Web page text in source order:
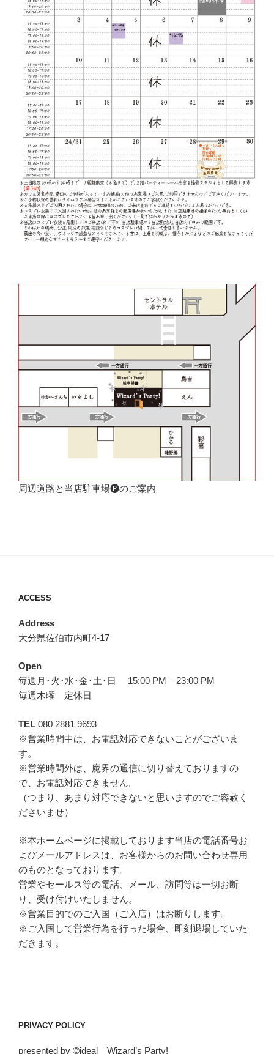
周辺道路と当店駐車場🅟のご案内
ACCESS
Address
大分県佐伯市内町4-17
Open
毎週月･火･水･金･土･日 15:00 PM – 23:00 PM
毎週木曜 定休日
TEL 080 2881 9693
※営業時間中は、お電話対応できないことがございま
す。
※営業時間外は、魔界の通信に切り替えておりますの
で、お電話対応できません。
（つまり、あまり対応できないと思いますのでご容赦く
ださいませ）
※本ホームページに掲載しております当店の電話番号お
よびメールアドレスは、お客様からのお問い合わせ専用
のものとなっております。
営業やセールス等の電話、メール、訪問等は一切お断
り、受け付けいたしません。
※営業目的でのご入国（ご入店）はお断りします。
※ご入国して営業行為を行った場合、即刻退場していた
だきます。
PRIVACY POLICY
presented by ©ideal Wizard’s Party!